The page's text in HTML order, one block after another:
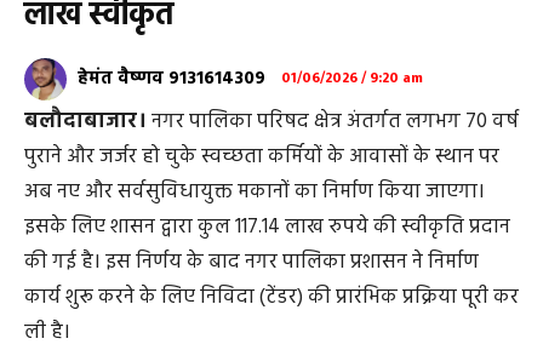
लाख स्वीकृत
हेमंत वैष्णव 9131614309 01/06/2026 / 9:20 am
बलौदाबाजार। नगर पालिका परिषद क्षेत्र अंतर्गत लगभग 70 वर्ष
पुराने और जर्जर हो चुके स्वच्छता कर्मियों के आवासों के स्थान पर
अब नए और सर्वसुविधायुक्त मकानों का निर्माण किया जाएगा।
इसके लिए शासन द्वारा कुल 117.14 लाख रुपये की स्वीकृति प्रदान
की गई है। इस निर्णय के बाद नगर पालिका प्रशासन ने निर्माण
कार्य शुरू करने के लिए निविदा (टेंडर) की प्रारंभिक प्रक्रिया पूरी कर
ली है।